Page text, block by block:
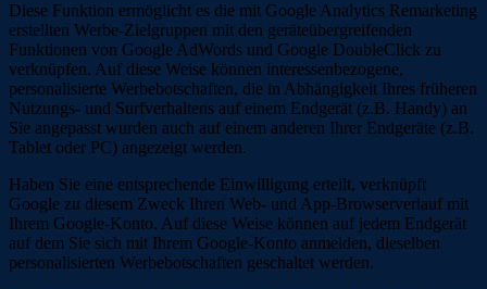
Diese Funktion ermöglicht es die mit Google Analytics Remarketing
erstellten Werbe-Zielgruppen mit den geräteübergreifenden
Funktionen von Google AdWords und Google DoubleClick zu
verknüpfen. Auf diese Weise können interessenbezogene,
personalisierte Werbebotschaften, die in Abhängigkeit Ihres früheren
Nutzungs- und Surfverhaltens auf einem Endgerät (z.B. Handy) an
Sie angepasst wurden auch auf einem anderen Ihrer Endgeräte (z.B.
Tablet oder PC) angezeigt werden.
Haben Sie eine entsprechende Einwilligung erteilt, verknüpft
Google zu diesem Zweck Ihren Web- und App-Browserverlauf mit
Ihrem Google-Konto. Auf diese Weise können auf jedem Endgerät
auf dem Sie sich mit Ihrem Google-Konto anmelden, dieselben
personalisierten Werbebotschaften geschaltet werden.